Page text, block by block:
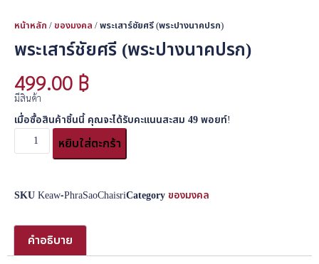
หน้าหลัก /ของมงคล / พระเสาร์ชัยศรี (พระปางนาคปรก)
พระเสาร์ชัยศรี (พระปางนาคปรก)
499.00 ฿
มีสินค้า
เมื่อซื้อสินค้าชิ้นนี้ คุณจะได้รับคะแนนสะสม 49พอยท์!
หยิบใส่ตะกร้า
SKUKeaw-PhraSaoChaisriCategoryของมงคล
คำอธิบาย